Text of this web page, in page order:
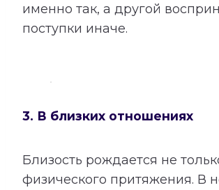
именно так, а другой
поступки иначе.
3. В близких отношениях
Близость рождается не
физического притяжения. В